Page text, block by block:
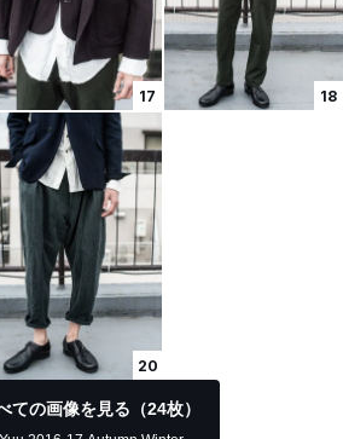
17 18
20
ての画像を見る（24枚）